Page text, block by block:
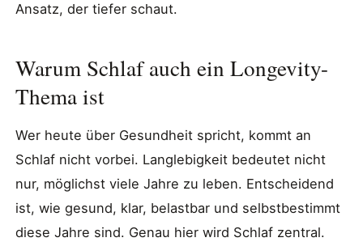
Ansatz, der tiefer schaut.
Warum Schlaf auch ein Longevity-
Thema ist
Wer heute über Gesundheit spricht, kommt an
Schlaf nicht vorbei. Langlebigkeit bedeutet nicht
nur, möglichst viele Jahre zu leben. Entscheidend
ist, wie gesund, klar, belastbar und selbstbestimmt
diese Jahre sind. Genau hier wird Schlaf zentral.